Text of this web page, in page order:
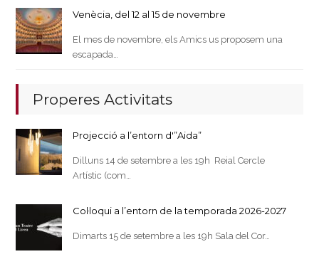
Venècia, del 12 al 15 de novembre
El mes de novembre, els Amics us proposem una
escapada…
Properes Activitats
Projecció a l’entorn d'”Aida”
Dilluns 14 de setembre a les 19h Reial Cercle
Artístic (com…
Col·loqui a l’entorn de la temporada 2026-2027
Dimarts 15 de setembre a les 19h Sala del Cor…